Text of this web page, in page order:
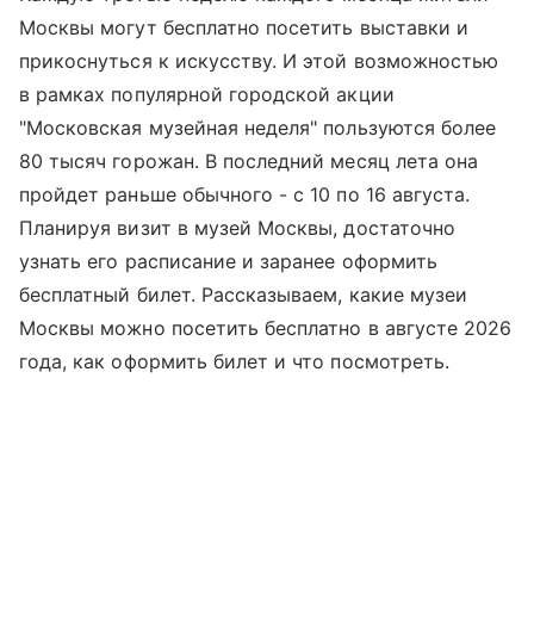
Москвы могут бесплатно посетить выставки и
прикоснуться к искусству. И этой возможностью
в рамках популярной городской акции
"Московская музейная неделя" пользуются более
80 тысяч горожан. В последний месяц лета она
пройдет раньше обычного - с 10 по 16 августа.
Планируя визит в музей Москвы, достаточно
узнать его расписание и заранее оформить
бесплатный билет. Рассказываем, какие музеи
Москвы можно посетить бесплатно в августе 2026
года, как оформить билет и что посмотреть.